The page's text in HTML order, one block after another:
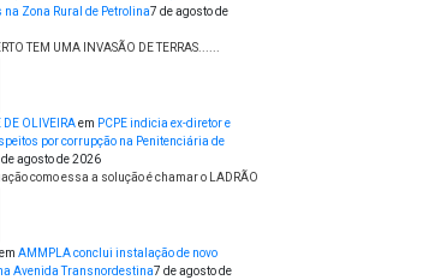
na Zona Rural de Petrolina7 de agosto de
TEM UMA INVASÃO DE TERRAS......
DE OLIVEIRAem PCPE indicia ex-diretor e
por corrupção na Penitenciária de
agosto de 2026
como essa a solução é chamar o LADRÃO
em AMMPLA conclui instalação de novo
Avenida Transnordestina7 de agosto de